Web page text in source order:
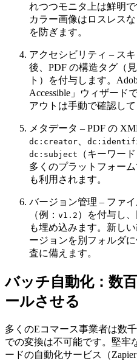
れつつモニタ上は鮮明で
カラー画像はロスレス
を防ぎます。
アクセシビリティ – ス
後、PDF の構造タグ（
ト）を付与します。
Accessible」ウィザード
アウトは手動で確認して
メタデータ – PDF の
dc:creator
dc:subject
（キーワー
多くのプラットフォー
も利用されます。
バージョン管理 – ファ
（例： v1.2 ）を付与し
も埋め込みます。新し
ージョンを別フォルダ
査に備えます。
バッチ自動化：数
ールさせる
多くのEコマース事業者は数
での変換は不可能です。堅牢
ードの自動化サービス（